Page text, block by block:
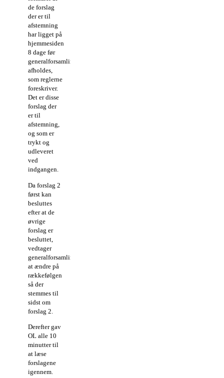
de forslag
der er til
afstemning
har ligget på
hjemmesiden
8 dage før
generalforsamlingen
afholdes,
som reglerne
foreskriver.
Det er disse
forslag der
er til
afstemning,
og som er
trykt og
udleveret
ved
indgangen.
Da forslag 2
først kan
besluttes
efter at de
øvrige
forslag er
besluttet,
vedtager
generalforsamlingen
at ændre på
rækkefølgen
så der
stemmes til
sidst om
forslag 2.
Derefter gav
OL alle 10
minutter til
at læse
forslagene
igennem.